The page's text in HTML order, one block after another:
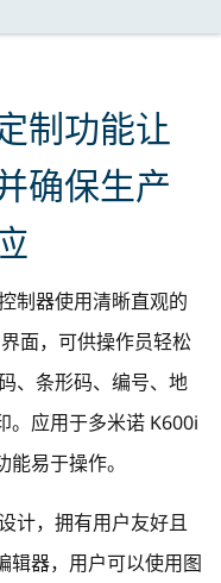
制功能让
确保生产
制器使用清晰直观的
面，可供操作员轻松
、条形码、编号、地
。应用于多米诺 K600i
易于操作。
计，拥有用户友好且
辑器，用户可以使用图